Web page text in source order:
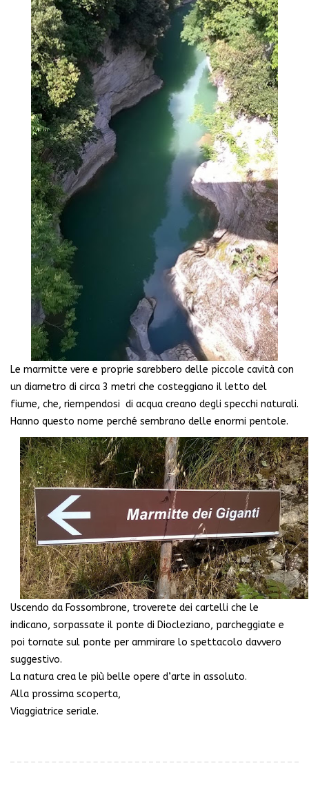
Le marmitte vere e proprie sarebbero delle piccole cavità con
un diametro di circa 3 metri che costeggiano il letto del
fiume, che, riempendosi di acqua creano degli specchi naturali.
Hanno questo nome perché sembrano delle enormi pentole.
Uscendo da Fossombrone, troverete dei cartelli che le
indicano, sorpassate il ponte di Diocleziano, parcheggiate e
poi tornate sul ponte per ammirare lo spettacolo davvero
suggestivo.
La natura crea le più belle opere d’arte in assoluto.
Alla prossima scoperta,
Viaggiatrice seriale.